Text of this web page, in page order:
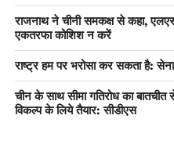
ऑफिसर कमांडिंग लेफ्टिनेंट जनरल
डिस्ट्रिक्ट के कमांडर मेजर जनरल
बातचीत की। इससे हालांकि कोई
मंत्रालय ने रविवार को एक बयान में
सकारात्मक वातावरण” में हुई और
“शीघ्र समाधान” दोनों देशों के बीच
राजनाथ ने चीनी समकक्ष से कहा,
एकतरफा कोशिश न करें
राष्ट्र हम पर भरोसा कर सकता है:
चीन के साथ सीमा गतिरोध का
विकल्प के लिये तैयार: सीडीएस